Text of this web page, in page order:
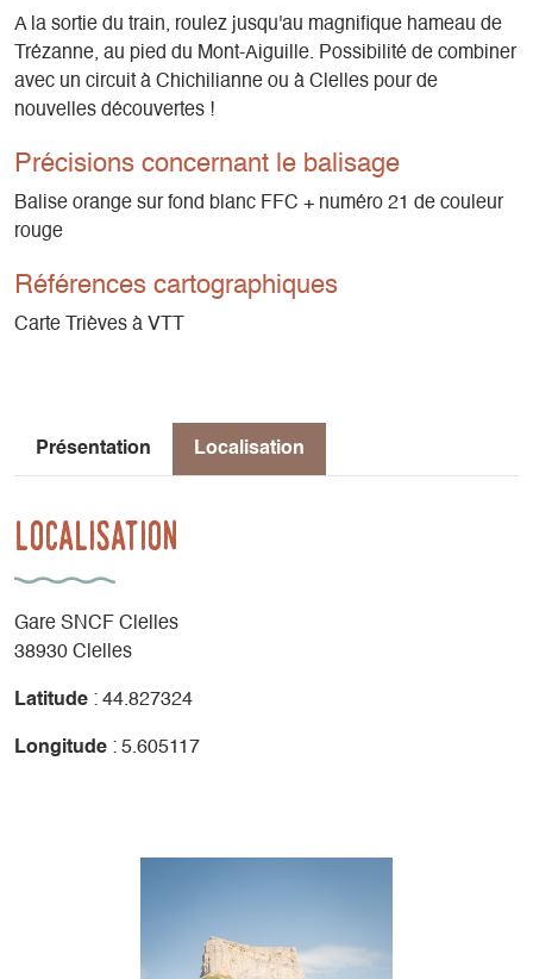
A la sortie du train, roulez jusqu'au magnifique hameau de
Trézanne, au pied du Mont-Aiguille. Possibilité de combiner
avec un circuit à Chichilianne ou à Clelles pour de
nouvelles découvertes !
Précisions concernant le balisage
Balise orange sur fond blanc FFC + numéro 21 de couleur
rouge
Références cartographiques
Carte Trièves à VTT
Présentation Localisation
Localisation
Gare SNCF Clelles
38930 Clelles
Latitude : 44.827324
Longitude : 5.605117